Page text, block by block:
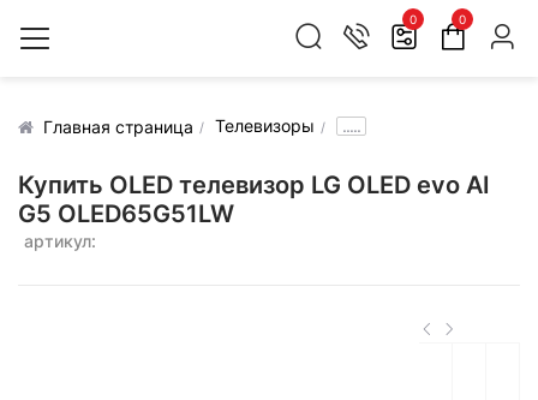
0 0
Главная страница Телевизоры .....
Купить OLED телевизор LG OLED evo AI
G5 OLED65G51LW
артикул: